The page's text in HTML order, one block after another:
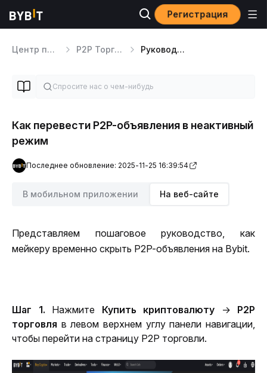
Регистрация
Центр помощи P2P Торговля Руководства для P2P-мерчантов
Как перевести P2P-объявления в неактивный
режим
Последнее обновление: 2025-11-25 16:39:54
В мобильном приложении На веб-сайте
Представляем пошаговое руководство, как
мейкеру временно скрыть P2P-объявления на Bybit.
Шаг 1. Нажмите Купить криптовалюту → P2P
торговля в левом верхнем углу панели навигации,
чтобы перейти на страницу P2P торговли.